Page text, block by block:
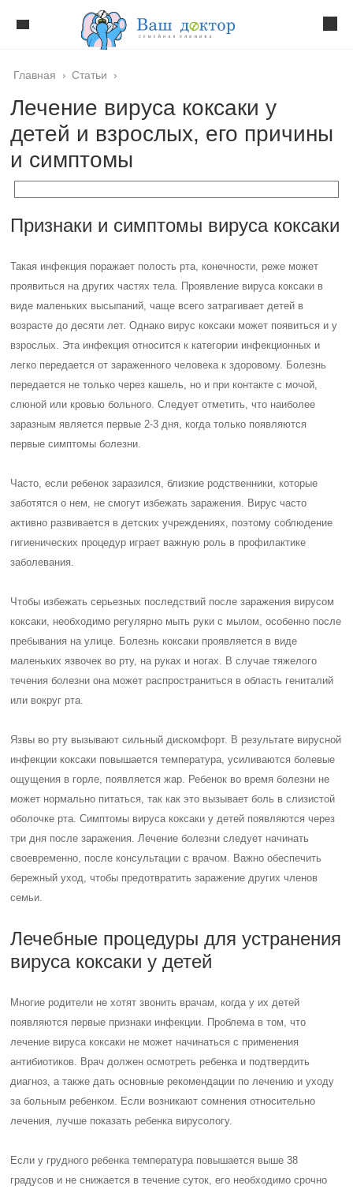
Главная › Статьи ›
Лечение вируса коксаки у
детей и взрослых, его причины
и симптомы
Признаки и симптомы вируса коксаки
Такая инфекция поражает полость рта, конечности, реже может
проявиться на других частях тела. Проявление вируса коксаки в
виде маленьких высыпаний, чаще всего затрагивает детей в
возрасте до десяти лет. Однако вирус коксаки может появиться и у
взрослых. Эта инфекция относится к категории инфекционных и
легко передается от зараженного человека к здоровому. Болезнь
передается не только через кашель, но и при контакте с мочой,
слюной или кровью больного. Следует отметить, что наиболее
заразным является первые 2-3 дня, когда только появляются
первые симптомы болезни.
Часто, если ребенок заразился, близкие родственники, которые
заботятся о нем, не смогут избежать заражения. Вирус часто
активно развивается в детских учреждениях, поэтому соблюдение
гигиенических процедур играет важную роль в профилактике
заболевания.
Чтобы избежать серьезных последствий после заражения вирусом
коксаки, необходимо регулярно мыть руки с мылом, особенно после
пребывания на улице. Болезнь коксаки проявляется в виде
маленьких язвочек во рту, на руках и ногах. В случае тяжелого
течения болезни она может распространиться в область гениталий
или вокруг рта.
Язвы во рту вызывают сильный дискомфорт. В результате вирусной
инфекции коксаки повышается температура, усиливаются болевые
ощущения в горле, появляется жар. Ребенок во время болезни не
может нормально питаться, так как это вызывает боль в слизистой
оболочке рта. Симптомы вируса коксаки у детей появляются через
три дня после заражения. Лечение болезни следует начинать
своевременно, после консультации с врачом. Важно обеспечить
бережный уход, чтобы предотвратить заражение других членов
семьи.
Лечебные процедуры для устранения
вируса коксаки у детей
Многие родители не хотят звонить врачам, когда у их детей
появляются первые признаки инфекции. Проблема в том, что
лечение вируса коксаки не может начинаться с применения
антибиотиков. Врач должен осмотреть ребенка и подтвердить
диагноз, а также дать основные рекомендации по лечению и уходу
за больным ребенком. Если возникают сомнения относительно
лечения, лучше показать ребенка вирусологу.
Если у грудного ребенка температура повышается выше 38
градусов и не снижается в течение суток, его необходимо срочно